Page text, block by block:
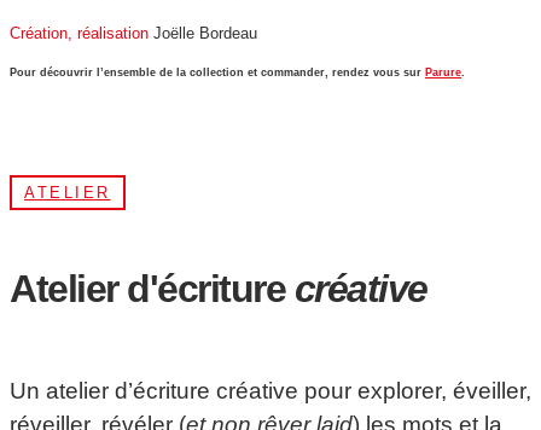
Création, réalisation Joëlle Bordeau
Pour découvrir l’ensemble de la collection et commander, rendez vous sur Parure.
ATELIER
Atelier d'écriture créative
Un atelier d’écriture créative pour explorer, éveiller,
réveiller, révéler (et non rêver laid) les mots et la